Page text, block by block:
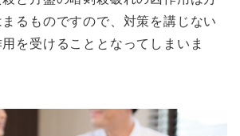
るものですので、対策を講じない
を受けることとなってしまいま